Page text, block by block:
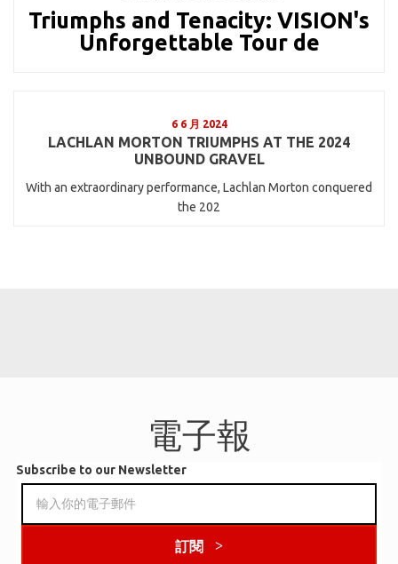
Triumphs and Tenacity: VISION's
Unforgettable Tour de
6 6 月 2024
LACHLAN MORTON TRIUMPHS AT THE 2024
UNBOUND GRAVEL
With an extraordinary performance, Lachlan Morton conquered
the 202
電子報
Subscribe to our Newsletter
訂閱